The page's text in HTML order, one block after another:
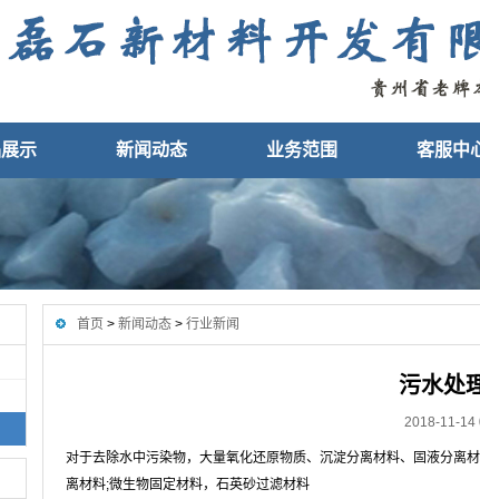
示 新闻动态 业务范围 客服中
首页 > 新闻动态 > 行业新闻
污水处
2018-11-
对于去除水中污染物，大量氧化还原物质、沉淀分离材料、固液分离
离材料;微生物固定材料，石英砂过滤材料